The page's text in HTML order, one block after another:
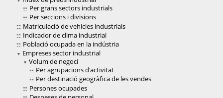
Per grans sectors industrials
Per seccions i divisions
Matriculació de vehicles industrials
Indicador de clima industrial
Població ocupada en la indústria
Empreses sector industrial
Volum de negoci
Per agrupacions d'activitat
Per destinació geogràfica de les vendes
Persones ocupades